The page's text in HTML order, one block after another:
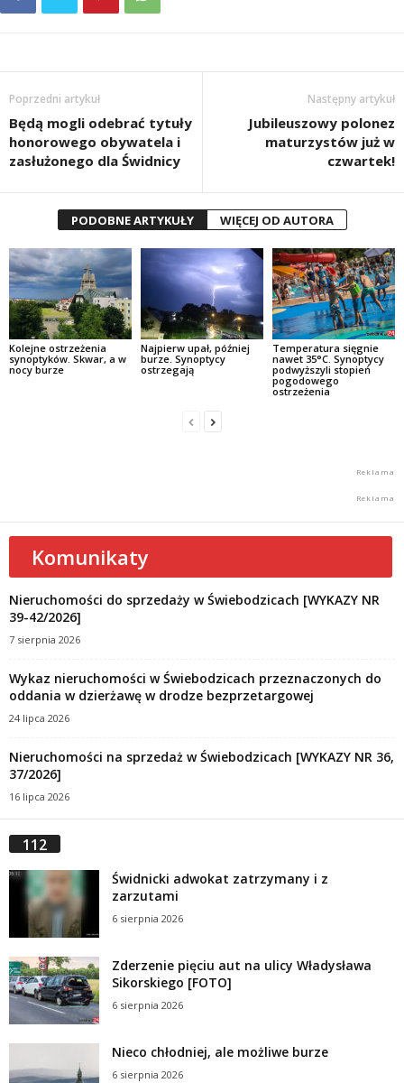
Poprzedni artykuł
Będą mogli odebrać tytuły
honorowego obywatela i
zasłużonego dla Świdnicy
Następny artykuł
Jubileuszowy polonez
maturzystów już w
czwartek!
PODOBNE ARTYKUŁY WIĘCEJ OD AUTORA
Kolejne ostrzeżenia
synoptyków. Skwar, a w
nocy burze
Najpierw upał, później
burze. Synoptycy
ostrzegają
Temperatura sięgnie
nawet 35°C. Synoptycy
podwyższyli stopień
pogodowego
ostrzeżenia
Komunikaty
Nieruchomości do sprzedaży w Świebodzicach [WYKAZY NR
39-42/2026]
7 sierpnia 2026
Wykaz nieruchomości w Świebodzicach przeznaczonych do
oddania w dzierżawę w drodze bezprzetargowej
24 lipca 2026
Nieruchomości na sprzedaż w Świebodzicach [WYKAZY NR 36,
37/2026]
16 lipca 2026
112
Świdnicki adwokat zatrzymany i z
zarzutami
6 sierpnia 2026
Zderzenie pięciu aut na ulicy Władysława
Sikorskiego [FOTO]
6 sierpnia 2026
Nieco chłodniej, ale możliwe burze
6 sierpnia 2026